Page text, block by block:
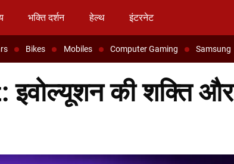
भक्ति दर्शन हेल्थ इंटरनेट
Bikes Mobiles Computer Gaming Samsung
की शक्ति और